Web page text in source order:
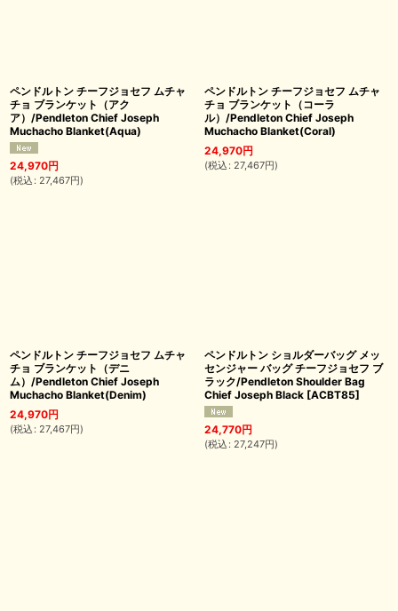
ペンドルトン チーフジョセフ ムチャ
チョ ブランケット（アク
ア）/Pendleton Chief Joseph
Muchacho Blanket(Aqua)
24,970円
(税込 : 27,467円)
ペンドルトン チーフジョセフ ムチャ
チョ ブランケット（コーラ
ル）/Pendleton Chief Joseph
Muchacho Blanket(Coral)
24,970円
(税込 : 27,467円)
ペンドルトン チーフジョセフ ムチャ
チョ ブランケット（デニ
ム）/Pendleton Chief Joseph
Muchacho Blanket(Denim)
24,970円
(税込 : 27,467円)
ペンドルトン ショルダーバッグ メッ
センジャー バッグ チーフジョセフ ブ
ラック/Pendleton Shoulder Bag
Chief Joseph Black [ACBT85]
24,770円
(税込 : 27,247円)